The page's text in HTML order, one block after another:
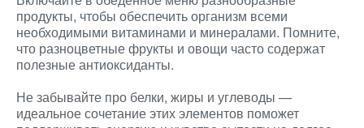
продукты, чтобы обеспечить организм всеми
необходимыми витаминами и минералами. Помните,
что разноцветные фрукты и овощи часто содержат
полезные антиоксиданты.
Не забывайте про белки, жиры и углеводы —
идеальное сочетание этих элементов поможет